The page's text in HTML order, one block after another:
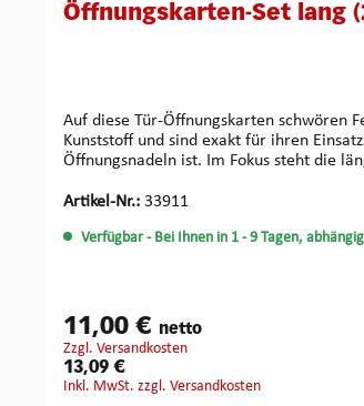
Öffnungskarten-Set lang
Auf diese Tür-Öffnungskarten schwören Feuerwehren Die Türfallenöffnungskarten im Set, in den Stärken 0.25, 0.35 und 0.5 mm (zu je 2
Kunststoff und sind exakt für ihren
Öffnungsnadeln ist. Im Fokus steht die längliche Form dieser Karten (Maße: 230 x 80 mm). Sie macht die Arbeit vor Ort deutlich praktischer und überzeugt in Flexibilität und Handhabung –
Artikel-Nr.: 33911
Verfügbar - Bei Ihnen in 1 - 9 Tagen,
11,00 € netto
zzgl. Versandkosten
13,09 €
inkl. MwSt. zzgl. Versandkosten